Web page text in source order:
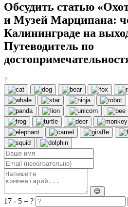
Обсудить статью
и Музей Марципана:
Калининграде на
Путеводитель по
?
😊
17 - 5 = ?